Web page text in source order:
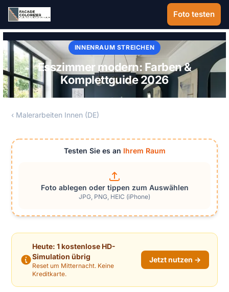
Zum Hauptinhalt springen
Foto testen
INNENRAUM STREICHEN
Esszimmer modern: Farben &
Komplettguide 2026
‹ Malerarbeiten Innen (DE)
Testen Sie es an Ihrem Raum
Foto ablegen oder tippen zum Auswählen
JPG, PNG, HEIC (iPhone)
Heute: 1 kostenlose HD-
Simulation übrig
Reset um Mitternacht. Keine
Kreditkarte.
Jetzt nutzen →